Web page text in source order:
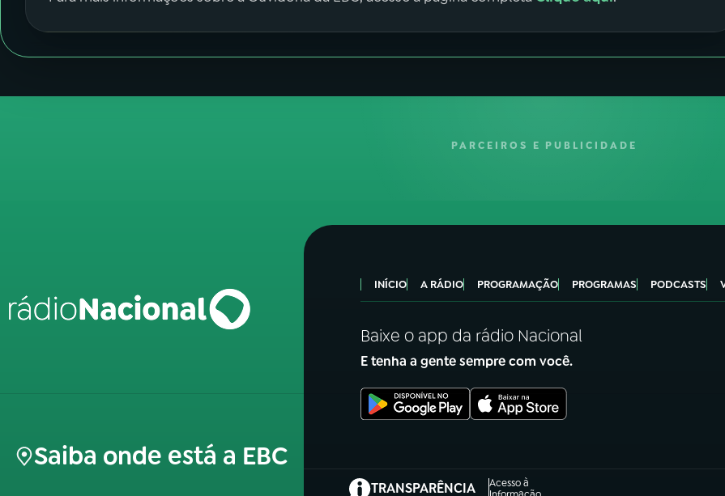
PARCEIROS E PUBLICIDADE
Saiba onde está a EBC
INÍCIO A RÁDIO PROGRAMAÇÃO PROGRAMAS PODCASTS
Baixe o app da rádio Nacional
E tenha a gente sempre com você.
TRANSPARÊNCIA
Acesso à